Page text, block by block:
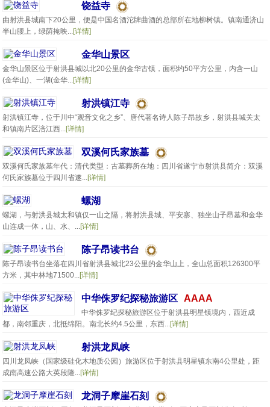
饶益寺
由射洪县城南下20公里，便是中国名酒沱牌曲酒的总部所在地柳树镇。镇南通济山
半山腰上，绿荫掩映...[详情]
金华山景区
金华山景区位于射洪县城以北20公里的金华古镇，面积约50平方公里，内含一山
(金华山)、一湖(金华...[详情]
射洪镇江寺
射洪镇江寺，位于川中“观音文化之乡”、唐代著名诗人陈子昂故乡，射洪县城关太
和镇南片区涪江西...[详情]
双溪何氏家族墓
双溪何氏家族墓年代：清代类型：古墓葬所在地：四川省遂宁市射洪县简介：双溪
何氏家族墓位于四川省遂...[详情]
螺湖
螺湖，与射洪县城太和镇仅一山之隔，将射洪县城、平安寨、独坐山子昂墓和金华
山连成一体，山、水、...[详情]
陈子昂读书台
陈子昂读书台坐落在四川省射洪县城北23公里的金华山上，全山总面积126300平
方米，其中林地71500...[详情]
中华侏罗纪探秘旅游区 AAAA
中华侏罗纪探秘旅游区位于射洪县明星镇境内，西近成
都，南邻重庆，北抵绵阳。南北长约4.5公里，东西...[详情]
射洪龙凤峡
四川龙凤峡（国家级硅化木地质公园）旅游区位于射洪县明星镇东南4公里处，距
成南高速公路大英段隆...[详情]
龙洞子摩崖石刻